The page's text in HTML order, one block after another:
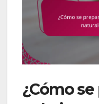
¿Cómo